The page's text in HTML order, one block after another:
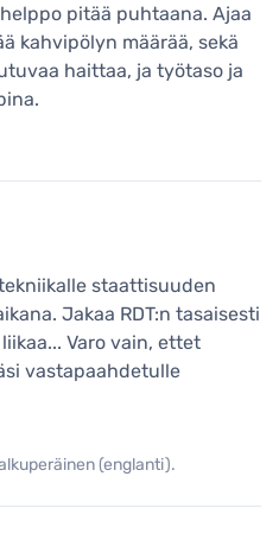
pitää puhtaana. Ajaa
kahvipölyn määrää, sekä
haittaa, ja työtaso ja
staattisuuden
Jakaa RDT:n tasaisesti
Varo vain, ettet
vastapaahdetulle
(englanti).